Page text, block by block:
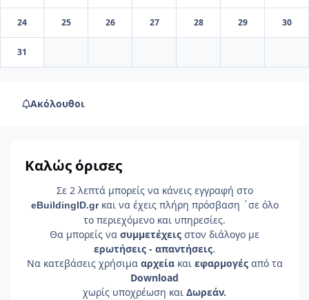
24 25 26 27 28 29 30
31
Ακόλουθοι
Καλώς όρισες
Σε 2 λεπτά μπορείς να κάνεις εγγραφή στο
eBuildingID.gr και να έχεις πλήρη πρόσβαση ΄σε όλο
το περιεχόμενο και υπηρεσίες.
Θα μπορείς να συμμετέχεις στον διάλογο με
ερωτήσεις - απαντήσεις.
Να κατεβάσεις χρήσιμα αρχείακαι εφαρμογέςαπό τα
Download
χωρίς υποχρέωση και Δωρεάν.